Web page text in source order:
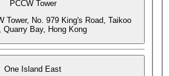
PCCW Tower
Tower, No. 979 King's Road, Taikoo
Quarry Bay, Hong Kong
One Island East